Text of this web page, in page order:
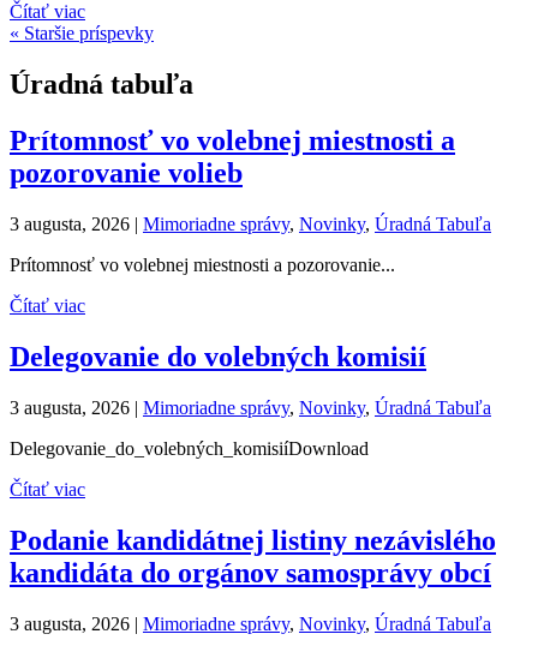
Čítať viac
« Staršie príspevky
Úradná tabuľa
Prítomnosť vo volebnej miestnosti a
pozorovanie volieb
3 augusta, 2026 | Mimoriadne správy, Novinky, Úradná Tabuľa
Prítomnosť vo volebnej miestnosti a pozorovanie...
Čítať viac
Delegovanie do volebných komisií
3 augusta, 2026 | Mimoriadne správy, Novinky, Úradná Tabuľa
Delegovanie_do_volebných_komisiíDownload
Čítať viac
Podanie kandidátnej listiny nezávislého
kandidáta do orgánov samosprávy obcí
3 augusta, 2026 | Mimoriadne správy, Novinky, Úradná Tabuľa